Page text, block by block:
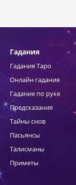
Гадания
Гадания Таро
Онлайн гадания
Гадание по руке
Предсказания
Тайны снов
Пасьянсы
Талисманы
Приметы